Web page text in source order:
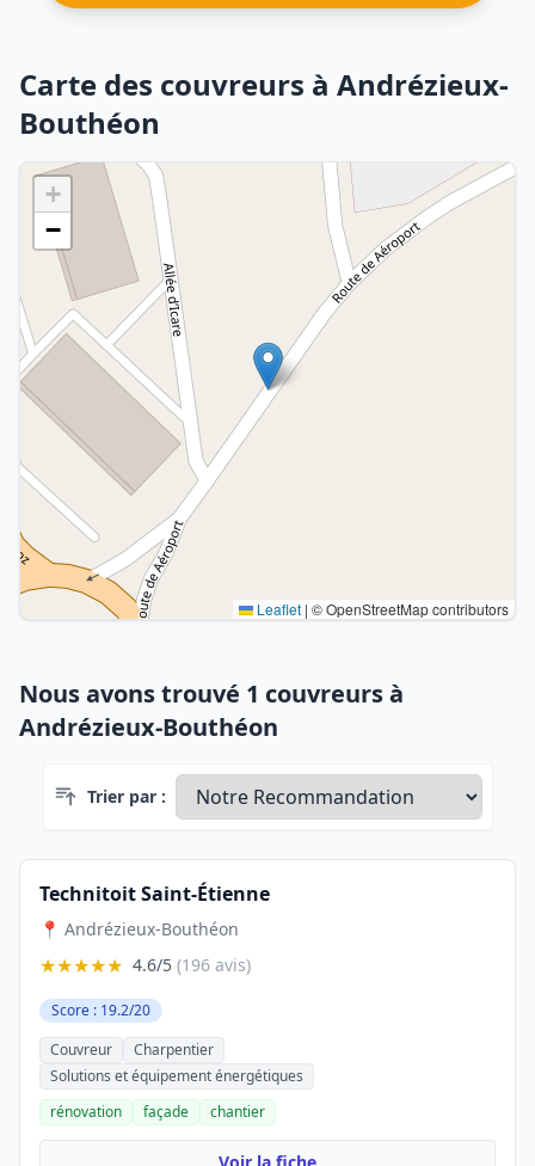
Carte des couvreurs à Andrézieux-
Bouthéon
+
−
Leaflet | © OpenStreetMap contributors
Nous avons trouvé 1 couvreurs à
Andrézieux-Bouthéon
Trier par :
Technitoit Saint-Étienne
📍 Andrézieux-Bouthéon
★★★★★ 4.6/5 (196 avis)
Score : 19.2/20
Couvreur
Charpentier
Solutions et équipement énergétiques
rénovation
façade chantier